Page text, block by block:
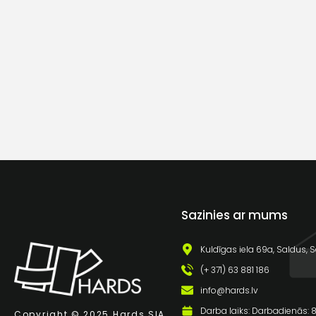
Sazinies ar mums
Kuldīgas iela 69a, Saldus,
(+ 371) 63 881 186
info@hards.lv
Darba laiks: Darbadienās: